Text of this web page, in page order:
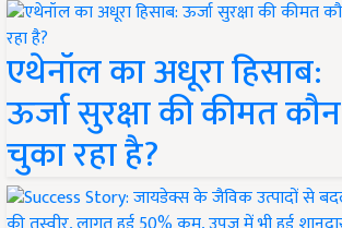
एथेनॉल का अधूरा हिसाब:
ऊर्जा सुरक्षा की कीमत कौन
चुका रहा है?